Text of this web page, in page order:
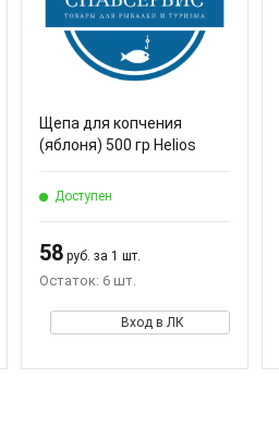
Щепа для копчения
(яблоня) 500 гр Helios
Доступен
58 руб. за 1 шт.
Остаток: 6 шт.
Вход в ЛК